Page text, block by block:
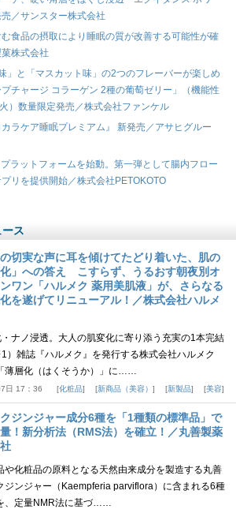
／サンスター株式会社
食品の摂取により睡眠の質が改善する可能性が確
株式会社
」と「マスカット味」の2つのフレーバーが楽しめ
チャージ コラーゲン 2種の葡萄ゼリー」（機能性
）数量限定発売／株式会社ファンケル
ラケア睡眠プレミアム』 新発売／アサヒグルー
ラットフォームを始動。第一弾として腸内フロー
リを提供開始／株式会社PETOKOTO
ス
切実な声に耳を傾けてたどり着いた、肌の
化」への答え こすらず、うるおす朝夜別オ
ワン「ハルメク 薬用美肌液」が、さらなる
を遂げてリニューアル！／株式会社ハルメ
ナノ浸透。大人の肌変化に寄り添う充実の1本完結
雑誌『ハルメク』を発行する株式会社ハルメク
薄層化（はくそうか）」に……
日 17：36 化粧品 新商品（美容） 新製品 美容
ジンジャー成分6種を「1種類の標準品」で
！新分析法（RMS法）を確立！／丸善製薬
や化粧品の原料となる天然由来成分を製造する丸善
ジンジャー（Kaempferia parviflora）に含まれる6種
、定量NMR法に基づ……